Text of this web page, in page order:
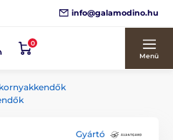
info@galamodino.hu
0
Menü
Gyártó